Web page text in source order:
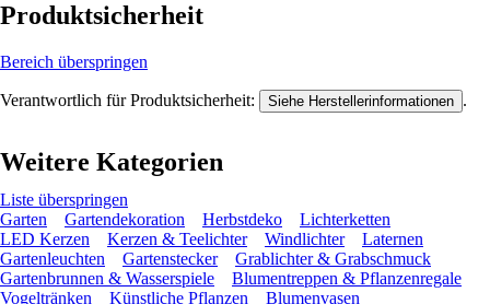
Produktsicherheit
Bereich überspringen
Verantwortlich für Produktsicherheit: Siehe Herstellerinformationen .
Weitere Kategorien
Liste überspringen
Garten
Gartendekoration Herbstdeko
Lichterketten
LED Kerzen
Kerzen & Teelichter Windlichter
Laternen
Gartenleuchten
Gartenstecker
Grablichter & Grabschmuck
Gartenbrunnen & Wasserspiele
Blumentreppen & Pflanzenregale
Vogeltränken
Künstliche Pflanzen
Blumenvasen